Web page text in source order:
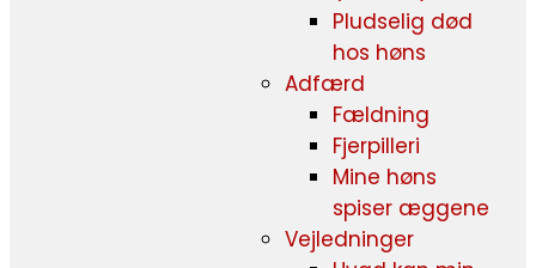
Pludselig død
hos høns
Adfærd
Fældning
Fjerpilleri
Mine høns
spiser æggene
Vejledninger